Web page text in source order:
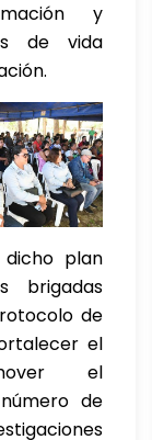
y
de vida
plan
brigadas
de
el
el
de